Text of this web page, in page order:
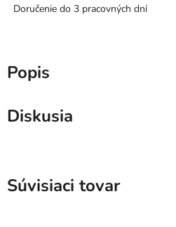
Doručenie do 3 pracovných dní
Popis
Diskusia
Súvisiaci tovar